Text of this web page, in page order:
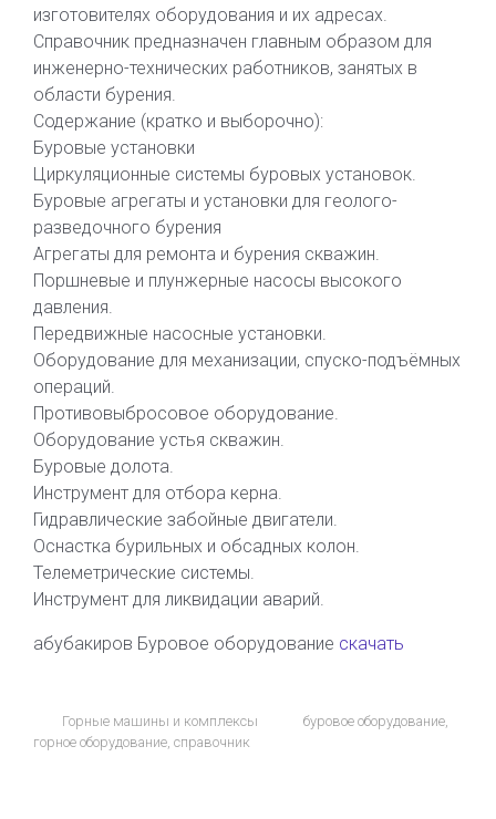
изготовителях оборудования и их адресах.
Справочник предназначен главным образом для
инженерно-технических работников, занятых в
области бурения.
Содержание (кратко и выборочно):
Буровые установки
Циркуляционные системы буровых установок.
Буровые агрегаты и установки для геолого-
разведочного бурения
Агрегаты для ремонта и бурения скважин.
Поршневые и плунжерные насосы высокого
давления.
Передвижные насосные установки.
Оборудование для механизации, спуско-подъёмных
операций.
Противовыбросовое оборудование.
Оборудование устья скважин.
Буровые долота.
Инструмент для отбора керна.
Гидравлические забойные двигатели.
Оснастка бурильных и обсадных колон.
Телеметрические системы.
Инструмент для ликвидации аварий.
абубакиров Буровое оборудование скачать
Горные машины и комплексы буровое оборудование,
горное оборудование, справочник